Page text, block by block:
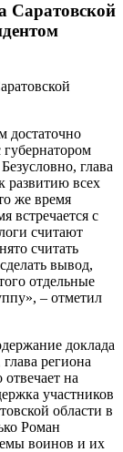
Саратовской
достаточно
глава
развитию всех
же время
встречается с
считают
считать
вывод,
отдельные
– отметил
доклада
региона
на
участников
области в
Роман
воинов и их